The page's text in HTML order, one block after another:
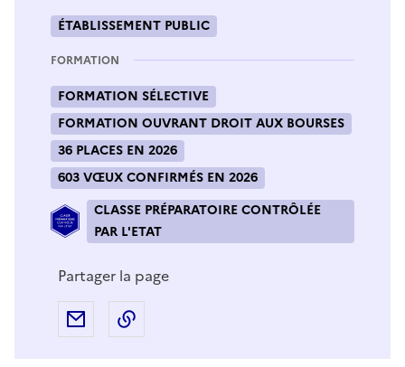
ÉTABLISSEMENT PUBLIC
FORMATION
FORMATION SÉLECTIVE
FORMATION OUVRANT DROIT AUX BOURSES
36 PLACES EN 2026
603 VŒUX CONFIRMÉS EN 2026
CLASSE PRÉPARATOIRE CONTRÔLÉE
PAR L'ETAT
Partager la page
Partager par e-mail